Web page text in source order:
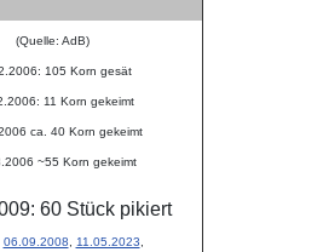
(Quelle: AdB)
105 Korn gesät
11 Korn gekeimt
ca. 40 Korn gekeimt
~55 Korn gekeimt
60 Stück pikiert
06.09.2008 11.05.2023